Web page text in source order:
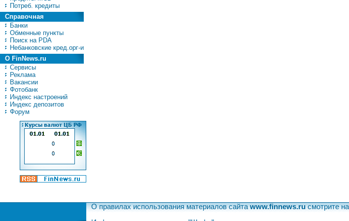
Потреб. кредиты
Справочная
Банки
Обменные пункты
Поиск на PDA
Небанковские кред.орг-и
О FinNews.ru
Сервисы
Реклама
Вакансии
Фотобанк
Индекс настроений
Индекс депозитов
Форум
О правилах использования материалов сайтаwww.finnews.ruсмотрите